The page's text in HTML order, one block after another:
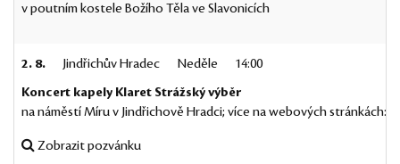
v poutním kostele Božího Těla ve Slavonicích
2. 8. Jindřichův Hradec Neděle
14:00
Koncert kapely Klaret Strážský výběr
na náměstí Míru v Jindřichově Hradci; více na webových stránkách:
Zobrazit pozvánku